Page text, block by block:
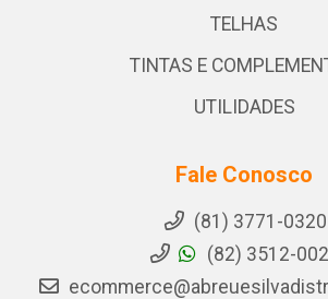
TELHAS
TINTAS E
UTILIDADES
Fale Conosco
(81) 3771-0320
(82) 3512-